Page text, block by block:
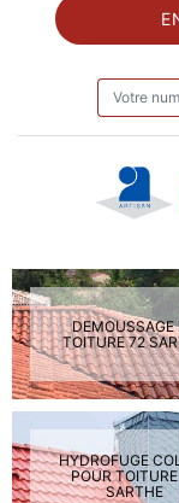
DEMOUSSAGE
TOITURE 72
HYDROFUGE
POUR
SARTHE